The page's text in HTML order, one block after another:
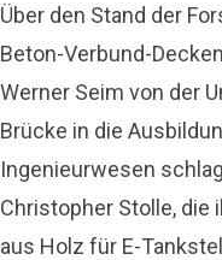
Über den Stand der
Beton-Verbund-
Werner Seim von der
Brücke in die
Ingenieurwesen
Christopher Stolle,
aus Holz für E-